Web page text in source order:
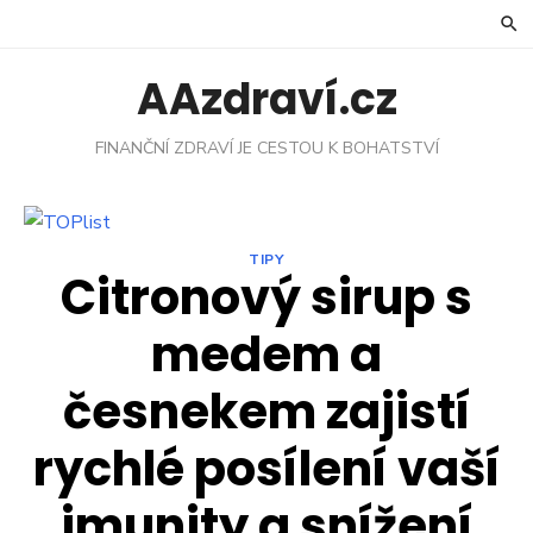
AAzdraví.cz
FINANČNÍ ZDRAVÍ JE CESTOU K BOHATSTVÍ
TIPY
Citronový sirup s
medem a
česnekem zajistí
rychlé posílení vaší